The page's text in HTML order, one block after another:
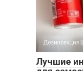
Дезинсекция
Лучшие